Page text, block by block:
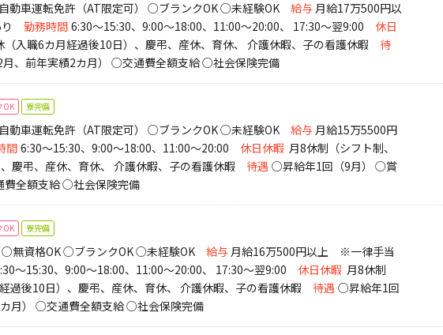
車運転免許（AT限定可） ○ブランクOK ○未経験OK 給与 月給17万500円以
勤務時間 6:30～15:30、9:00～18:00、11:00～20:00、 17:30～翌9:00
休日
入職6カ月経過後10日）、慶弔、産休、育休、 介護休暇、子の看護休暇
待
、前年実績2カ月） ○交通費全額支給 ○社会保険完備
OK 寮完備
車運転免許（AT限定可） ○ブランクOK ○未経験OK 給与 月給15万5500円
間 6:30～15:30、9:00～18:00、11:00～20:00 休日休暇 月8休制（シフト制、
慶弔、産休、育休、 介護休暇、子の看護休暇
待遇 ○昇給年1回（9月） ○賞
費全額支給 ○社会保険完備
OK 寮完備
無資格OK ○ブランクOK ○未経験OK 給与 月給16万500円以上 ※一律手当
～15:30、9:00～18:00、11:00～20:00、 17:30～翌9:00 休日休暇 月8休制
過後10日）、慶弔、産休、育休、 介護休暇、子の看護休暇
待遇 ○昇給年1回
月） ○交通費全額支給 ○社会保険完備